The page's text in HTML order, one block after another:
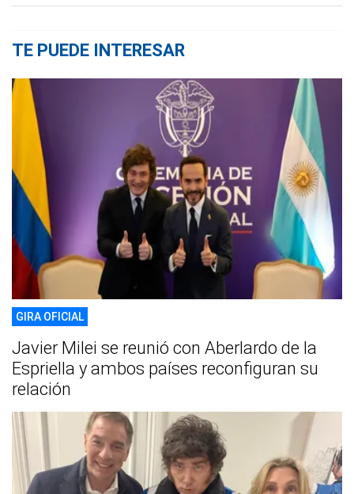
TE PUEDE INTERESAR
GIRA OFICIAL
Javier Milei se reunió con Aberlardo de la
Espriella y ambos países reconfiguran su
relación